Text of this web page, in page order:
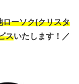
ローソク(クリスタ
スいたします！／